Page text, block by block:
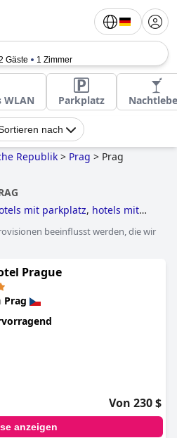
Gäste 1 Zimmer
WLAN Parkplatz
nach
Republik > Prag > Prag
mit parkplatz, hotels mit
,hotels im boutique-
beeinflusst werden, die wir
Prague
Prag
Von 230 $
anzeigen